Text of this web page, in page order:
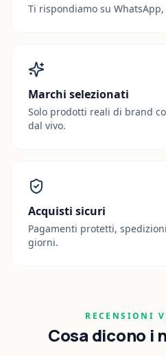
Ti rispondiamo su
Marchi selezionati
Solo prodotti reali di brand
dal vivo.
Acquisti sicuri
Pagamenti protetti,
giorni.
RECENSIONI
Cosa dicono i